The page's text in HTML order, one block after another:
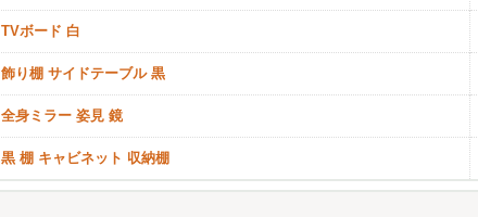
TVボード 白
飾り棚 サイドテーブル 黒
全身ミラー 姿見 鏡
黒 棚 キャビネット 収納棚